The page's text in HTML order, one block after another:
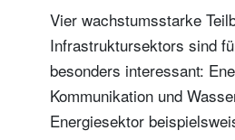
Vier wachstumsstarke
Infrastruktursektors sind
besonders interessant:
Kommunikation und
Energiesektor